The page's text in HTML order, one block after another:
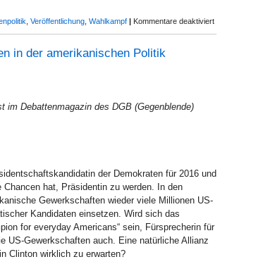
Veröffentlichung Wahlkampf | Kommentare deaktiviertfür
in der amerikanischen Politik
im Debattenmagazin des DGB (Gegenblende)
der Demokraten für 2016 und
hat, Präsidentin zu werden. In den
Gewerkschaften wieder viele Millionen US-
Kandidaten einsetzen. Wird sich das
for everyday Americans“ sein, Fürsprecherin für
US-Gewerkschaften auch. Eine natürliche Allianz
Clinton wirklich zu erwarten?